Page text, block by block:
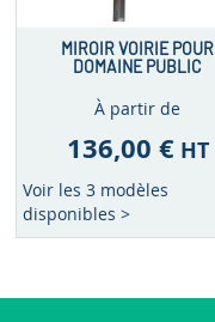
MIROIR VOIRIE POUR
DOMAINE PUBLIC
À partir de
136,00 € HT
Voir les 3 modèles
disponibles >